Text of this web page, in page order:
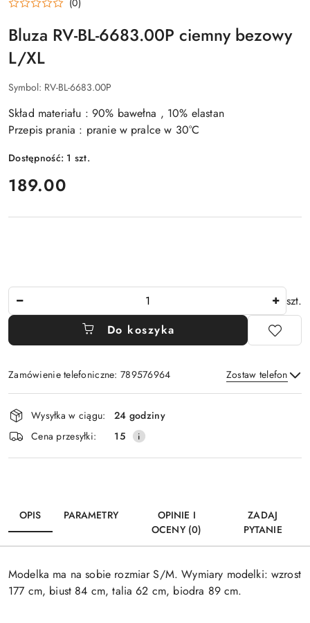
(0)
Bluza RV-BL-6683.00P ciemny bezowy
L/XL
Symbol: RV-BL-6683.00P
Skład materiału : 90% bawełna , 10% elastan
Przepis prania : pranie w pralce w 30°C
Dostępność: 1 szt.
cena:
189.00
szt.
Do koszyka
Zamówienie telefoniczne: 789576964 Zostaw telefon
Wyślij
Dostępność
i
dostawa
Wysyłka w ciągu:
24 godziny
Cena przesyłki:
15
OPIS PARAMETRY
OPINIE I
OCENY (0)
ZADAJ
PYTANIE
Modelka ma na sobie rozmiar S/M. Wymiary modelki: wzrost
177 cm, biust 84 cm, talia 62 cm, biodra 89 cm.